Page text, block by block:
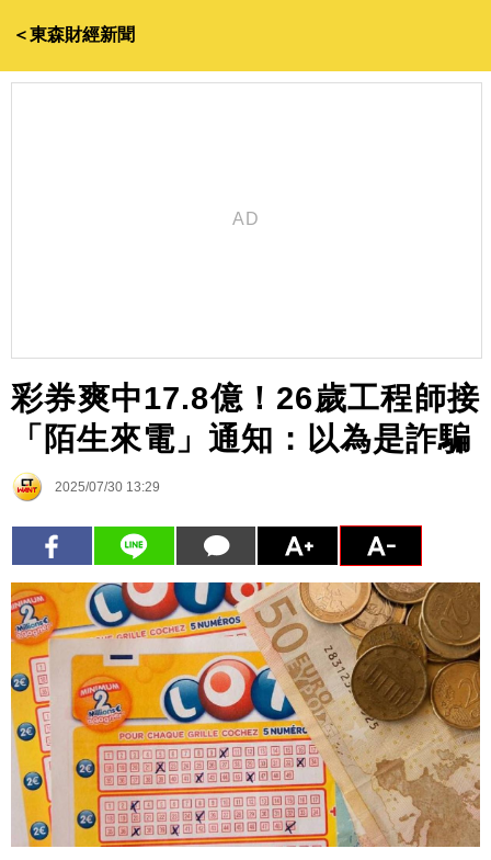
＜東森財經新聞
彩券爽中17.8億！26歲工程師接
「陌生來電」通知：以為是詐騙
2025/07/30 13:29